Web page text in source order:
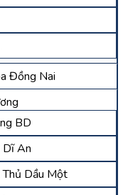
Đồng Nai
BD
Dĩ An
Dầu Một